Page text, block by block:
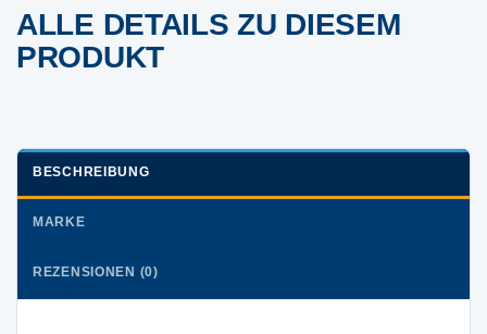
ALLE DETAILS ZU DIESEM
PRODUKT
BESCHREIBUNG
MARKE
REZENSIONEN (0)